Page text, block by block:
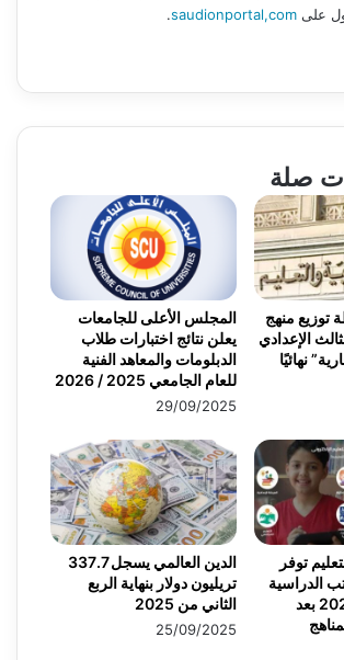
على saudionportal,com
.
صلة
المجلس الأعلى للجامعات
يعلن نتائج اختبارات طلاب
الدبلومات والمعاهد الفنية
للعام الجامعي 2025 / 2026
29/09/2025
توزيع منهج
الإعدادي
نهائيًا
الدين العالمي يسجل 337.7
تريليون دولار بنهاية الربع
الثاني من 2025
25/09/2025
توفر
الدراسية
للعام 2025-2026 بعد